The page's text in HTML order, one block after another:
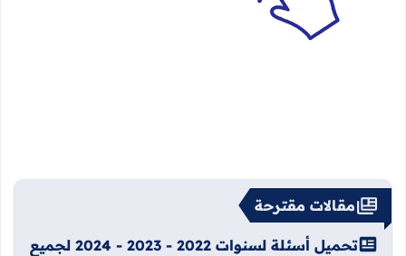
مقالات مقترحة
تحميل أسئلة لسنوات 2022 - 2023 - 2024 لجميع